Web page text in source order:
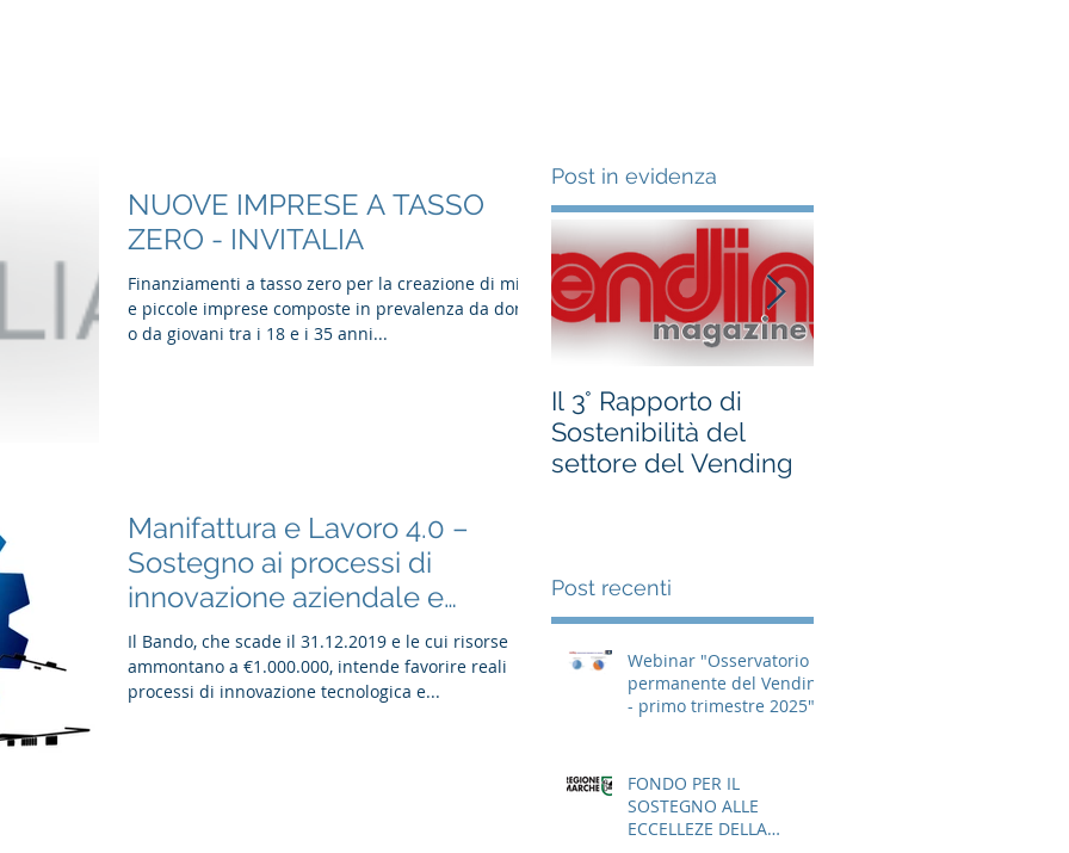
NUOVE IMPRESE A TASSO
ZERO - INVITALIA
Finanziamenti a tasso zero per la creazione di micro
e piccole imprese composte in prevalenza da donne
o da giovani tra i 18 e i 35 anni...
Manifattura e Lavoro 4.0 –
Sostegno ai processi di
innovazione aziendale e
all’utilizzo di nuove tec
Il Bando, che scade il 31.12.2019 e le cui risorse
ammontano a €1.000.000, intende favorire reali
processi di innovazione tecnologica e...
Post in evidenza
Il 3° Rapporto di
Sostenibilità del
settore del Vending
Post recenti
Webinar "Osservatorio
permanente del Vending
- primo trimestre 2025"
FONDO PER IL
SOSTEGNO ALLE
ECCELLEZE DELLA